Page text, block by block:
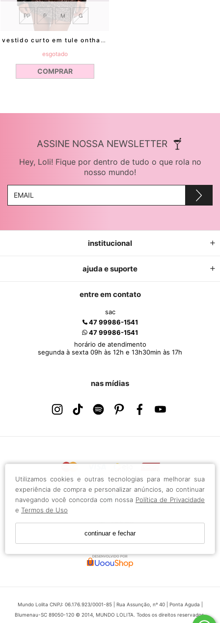
Utilizamos cookies e outras tecnologias para melhorar sua
experiência de compra e personalizar anúncios, ao continuar
navegando você concorda com nossa Política de Privacidade
e Termos de Uso
continuar e fechar
vestido curto em tule onthara mundo lolita
PP P M G
esgotado
COMPRAR
ASSINE NOSSA NEWSLETTER
Hey, Loli! Fique por dentro de tudo o que rola no
nosso mundo!
institucional
ajuda e suporte
entre em contato
sac
47 99986-1541
47 99986-1541
horário de atendimento
segunda à sexta 09h às 12h e 13h30min às 17h
nas mídias
Mundo Lolita CNPJ: 06.176.923/0001-85 | Rua Assunção, nº 40 | Ponta Aguda |
Blumenau-SC 89050-120 © 2014, MUNDO LOLITA. Todos os direitos reservados.